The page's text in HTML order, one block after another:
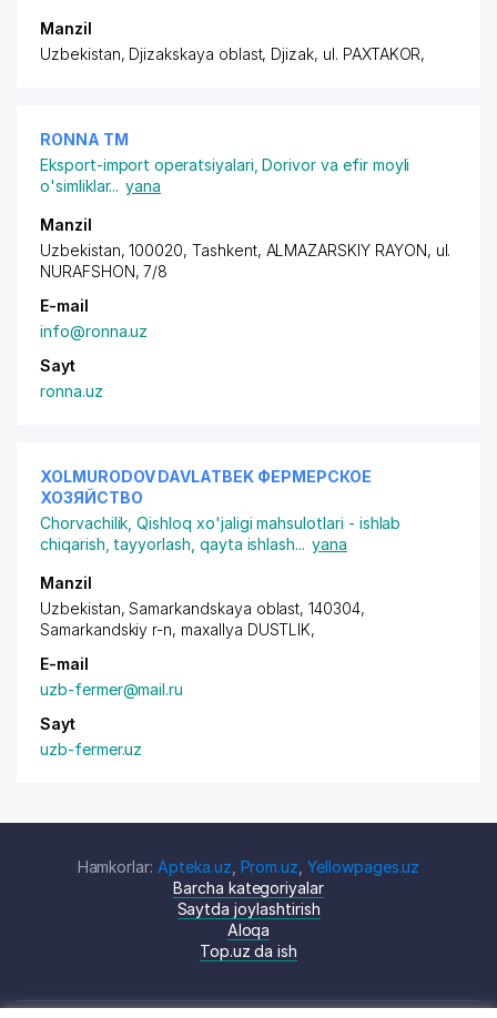
Manzil
Uzbekistan, Djizakskaya oblast, Djizak, ul. PAXTAKOR,
RONNA ТМ
Eksport-import operatsiyalari ,Dorivor va efir moyli
o'simliklar... yana
Manzil
Uzbekistan, 100020, Tashkent, ALMAZARSKIY RAYON, ul.
NURAFSHON, 7/8
E-mail
info@ronna.uz
Sayt
ronna.uz
XOLMURODOV DAVLATBEK ФЕРМЕРСКОЕ
ХОЗЯЙСТВО
Chorvachilik ,Qishloq xo'jaligi mahsulotlari - ishlab
chiqarish, tayyorlash, qayta ishlash... yana
Manzil
Uzbekistan, Samarkandskaya oblast, 140304,
Samarkandskiy r-n, maxallya DUSTLIK,
E-mail
uzb-fermer@mail.ru
Sayt
uzb-fermer.uz
Hamkorlar: Apteka.uz Prom.uz ,Yellowpages.uz
Barcha kategoriyalar
Saytda joylashtirish
Aloqa
Top.uz da ish